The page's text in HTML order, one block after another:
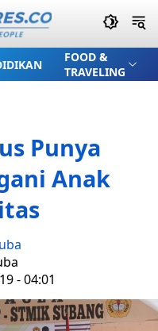
FOOD &
TRAVELING
Punya
Anak
- 04:01